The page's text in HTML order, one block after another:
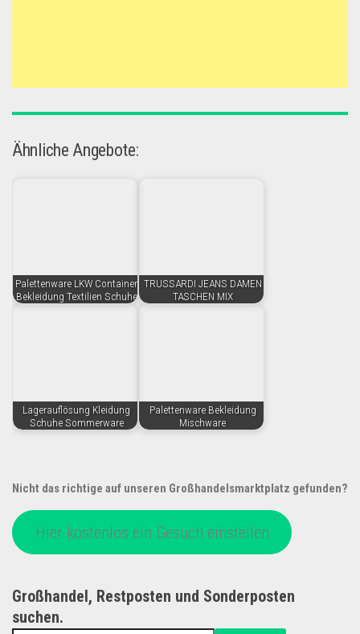
Ähnliche Angebote:
Palettenware LKW Container
Bekleidung Textilien Schuhe
TRUSSARDI JEANS DAMEN
TASCHEN MIX
Lagerauflösung Kleidung
Schuhe Sommerware
Palettenware Bekleidung
Mischware
Nicht das richtige auf unseren Großhandelsmarktplatz gefunden?
Hier kostenlos ein Gesuch einstellen
Großhandel, Restposten und Sonderposten
suchen.